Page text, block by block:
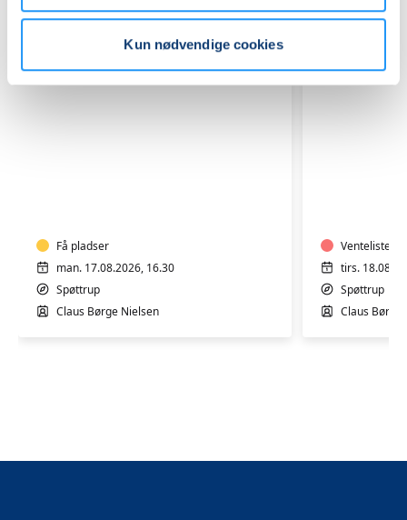
Kun nødvendige cookies
Få pladser
man. 17.08.2026, 16.30
Spøttrup
Claus Børge Nielsen
Venteliste
tirs.
Spøttrup
Claus Børge